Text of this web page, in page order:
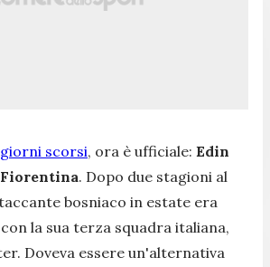
scorsi, ora è ufficiale: Edin
. Dopo due stagioni al
bosniaco in estate era
la sua terza squadra italiana,
Doveva essere un'alternativa